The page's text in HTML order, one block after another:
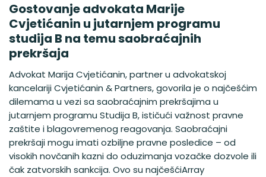
Gostovanje advokata Marije
Cvjetićanin u jutarnjem programu
studija B na temu saobraćajnih
prekršaja
Advokat Marija Cvjetićanin, partner u advokatskoj
kancelariji Cvjetićanin & Partners, govorila je o najčešćim
dilemama u vezi sa saobraćajnim prekršajima u
jutarnjem programu Studija B, ističući važnost pravne
zaštite i blagovremenog reagovanja. Saobraćajni
prekršaji mogu imati ozbiljne pravne posledice – od
visokih novčanih kazni do oduzimanja vozačke dozvole ili
čak zatvorskih sankcija. Ovo su najčešćiArray